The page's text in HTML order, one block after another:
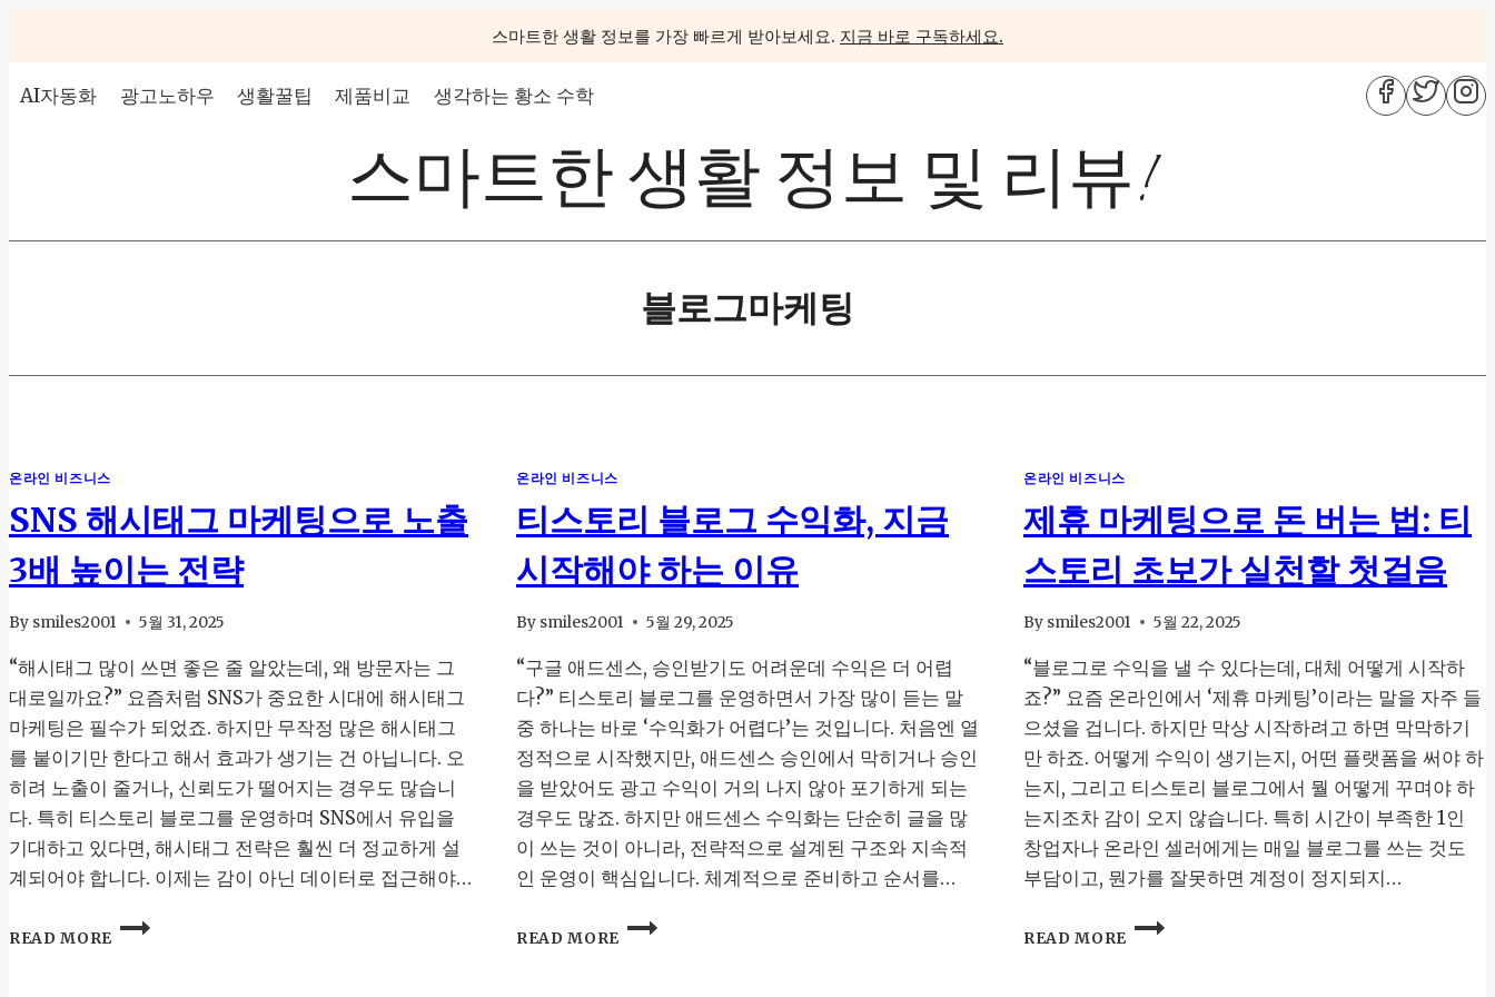
content
스마트한 생활 정보를 가장 빠르게 받아보세요. 지금 바로 구독하세요.
AI자동화 광고노하우 생활꿀팁 제품비교 생각하는 황소 수학
스마트한 생활 정보 및 리뷰!
블로그마케팅
온라인 비즈니스
SNS 해시태그 마케팅으로 노출
3배 높이는 전략
By smiles2001 5월 31, 2025
“해시태그 많이 쓰면 좋은 줄 알았는데, 왜 방문자는 그
대로일까요?” 요즘처럼 SNS가 중요한 시대에 해시태그
마케팅은 필수가 되었죠. 하지만 무작정 많은 해시태그
를 붙이기만 한다고 해서 효과가 생기는 건 아닙니다. 오
히려 노출이 줄거나, 신뢰도가 떨어지는 경우도 많습니
다. 특히 티스토리 블로그를 운영하며 SNS에서 유입을
기대하고 있다면, 해시태그 전략은 훨씬 더 정교하게 설
계되어야 합니다. 이제는 감이 아닌 데이터로 접근해야…
READ MORE
SNS
온라인 비즈니스
티스토리 블로그 수익화, 지금
시작해야 하는 이유
By smiles2001 5월 29, 2025
“구글 애드센스, 승인받기도 어려운데 수익은 더 어렵
다?” 티스토리 블로그를 운영하면서 가장 많이 듣는 말
중 하나는 바로 ‘수익화가 어렵다’는 것입니다. 처음엔 열
정적으로 시작했지만, 애드센스 승인에서 막히거나 승인
을 받았어도 광고 수익이 거의 나지 않아 포기하게 되는
경우도 많죠. 하지만 애드센스 수익화는 단순히 글을 많
이 쓰는 것이 아니라, 전략적으로 설계된 구조와 지속적
인 운영이 핵심입니다. 체계적으로 준비하고 순서를…
READ MORE
티
온라인 비즈니스
제휴 마케팅으로 돈 버는 법: 티
스토리 초보가 실천할 첫걸음
By smiles2001 5월 22, 2025
“블로그로 수익을 낼 수 있다는데, 대체 어떻게 시작하
죠?” 요즘 온라인에서 ‘제휴 마케팅’이라는 말을 자주 들
으셨을 겁니다. 하지만 막상 시작하려고 하면 막막하기
만 하죠. 어떻게 수익이 생기는지, 어떤 플랫폼을 써야 하
는지, 그리고 티스토리 블로그에서 뭘 어떻게 꾸며야 하
는지조차 감이 오지 않습니다. 특히 시간이 부족한 1인
창업자나 온라인 셀러에게는 매일 블로그를 쓰는 것도
부담이고, 뭔가를 잘못하면 계정이 정지되지…
READ MORE
제